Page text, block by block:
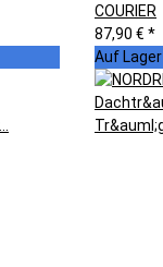
COURIER
87,90 € *
Auf Lager